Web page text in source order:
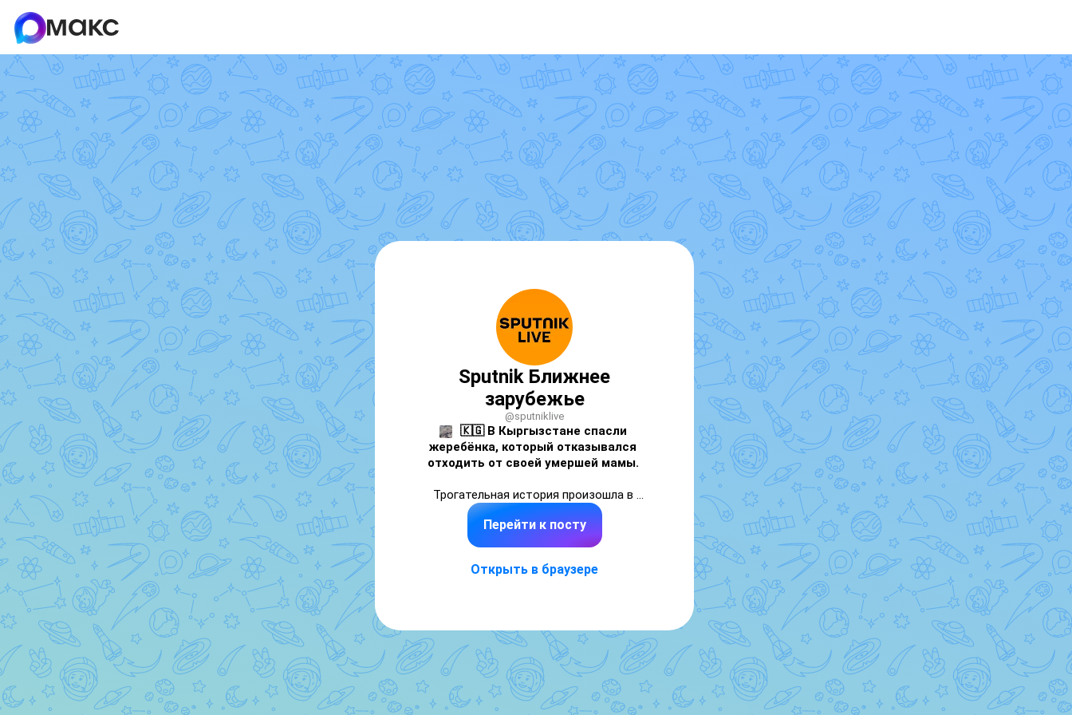
Sputnik Ближнее
зарубежье
@sputniklive
🇰🇬 В Кыргызстане спасли
жеребёнка, который отказывался
отходить от своей умершей мамы.
Трогательная история произошла в
Тортогульском районе. Кобыла заболела и
пала, а её детёныш был рядом с ней — ждал,
когда мама поднимется.
Владелец скота за ним не приходил.
💔 — бедный малыш
Перейти к посту
Открыть в браузере